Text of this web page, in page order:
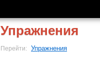
Упражнения
Перейти: Упражнения